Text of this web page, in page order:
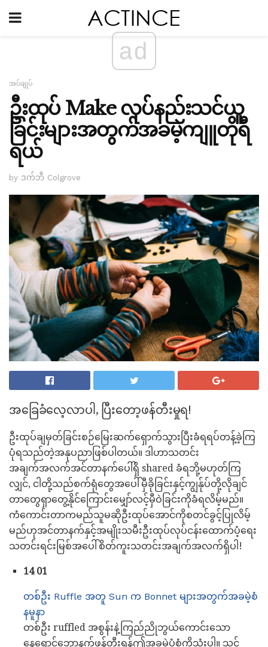
ad
အပ်ချုပ်
ဦးထုပ် Make လုပ်နည်းသင်ယူ
ခြင်းများအတွက်အခမဲ့ကျူတိုရီ
ရယ်
by ဒက်ဘီ Colgrove
အခြေခံလေ့လာပါ, ပြီးတော့ဖန်တီးမှုရ!
ဦးထုပ်ချမှတ်ခြင်းစဉ်မြေးဆက်ရှောက်သွားပြီးခံရရပ်တန့်ခဲ့ကြ
ပုံရသည်တဲ့အနုပညာဖြစ်ပါတယ်။ ဒါဟာသတင်း
အချက်အလက်အင်တာနက်ပေါ်ရှိ shared ခံရဘို့မဟုတ်ကြ
လျှင်, ငါတို့သည်စက်ရုံတွေအပေါ်မှီခိုခြင်းနှင့်ကျွန်ုပ်တို့လိုချင်
တာတွေရှာတွေ့နိုင်ကြောင်းမျှော်လင့်မှီဝဲခြင်းကိုခံရလိမ့်မည်။
ကံကောင်းတာကမည်သူမဆိုဦးထုပ်အောင်ကိုစတင်ခွင့်ပြုလိမ့်
မည်ဟုအင်တာနက်နှင့်အမျိုးသမီးဦးထုပ်လုပ်ငန်းထောက်ပံ့ရေး
သတင်းရင်းမြစ်အပေါ်စိတ်ကူးသတင်းအချက်အလက်ရှိပါ!
14 01
တစ်ဦး Ruffle အတူ Sun က Bonnet များအတွက်အခမဲ့စံ
နမူနာ
တစ်ဦး ruffled အစွန်းနဲ့ကြည်ညိုဘွယ်ကောင်းသော
နေရောင်ဘောနက်ဖန်တီးရန်ဤအခမဲ့ပုံစံကိုသုံးပါ။ သင့်